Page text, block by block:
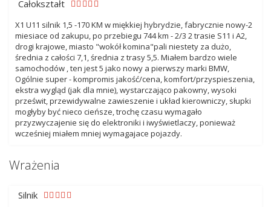
Całokształt
X1 U11 silnik 1,5 -170 KM w miękkiej hybrydzie, fabrycznie nowy-2
miesiace od zakupu, po przebiegu 744 km - 2/3 2 trasie S11 i A2,
drogi krajowe, miasto "wokół komina"pali niestety za dużo,
średnia z całości 7,1, średnia z trasy 5,5. Miałem bardzo wiele
samochodów , ten jest 5 jako nowy a pierwszy marki BMW,
Ogólnie super - kompromis jakość/cena, komfort/przyspieszenia,
ekstra wygląd (jak dla mnie), wystarczająco pakowny, wysoki
prześwit, przewidywalne zawieszenie i układ kierowniczy, słupki
mogłyby być nieco cieńsze, trochę czasu wymagało
przyzwyczajenie się do elektroniki i iwyświetlaczy, ponieważ
wcześniej miałem mniej wymagajace pojazdy.
Wrażenia
Silnik